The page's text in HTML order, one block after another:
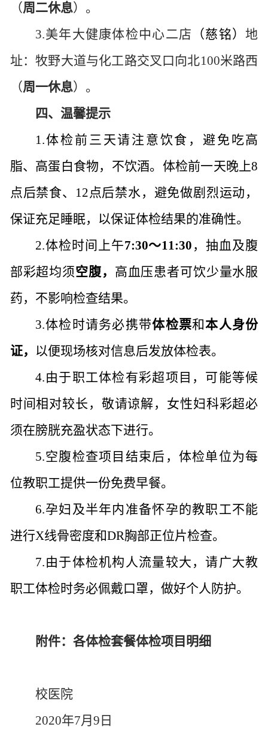
（周二休息）。
3.美年大健康体检中心二店 （慈铭）地
址：牧野大道与化工路交叉口向北100米路西
（周一休息）。
四、温馨提示
1.体检前三天请注意饮食，避免吃高
脂、高蛋白食物，不饮酒。体检前一天晚上8
点后禁食、 12点后禁水，避免做剧烈运动，
保证充足睡眠，以保证体检结果的准确性。
2.体检时间上午7:30～11:30 ，抽血及腹
部彩超均须空腹， 高血压患者可饮少量水服
药，不影响检查结果。
3.体检时请务必携带体检票和本人身份
证， 以便现场核对信息后发放体检表。
4.由于职工体检有彩超项目，可能等候
时间相对较长，敬请谅解， 女性妇科彩超必
须在膀胱充盈状态下进行。
5.空腹检查项目结束后，体检单位为每
位教职工提供一份免费早餐。
6.孕妇及半年内准备怀孕的教职工不能
进行X线骨密度和DR胸部正位片检查。
7.由于体检机构人流量较大，请广大教
职工体检时务必佩戴口罩，做好个人防护。
附件：各体检套餐体检项目明细
校医院
2020年7月9日